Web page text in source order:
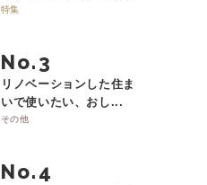
特集
No.
リノベーションした住ま
いで使いたい、おし...
その他
No.